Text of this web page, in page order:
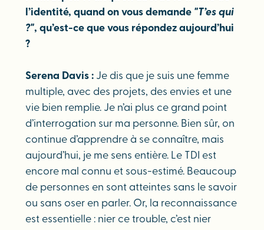
l’identité, quand on vous demande "T’es qui
?", qu’est-ce que vous répondez aujourd’hui
?
Serena Davis :Je dis que je suis une femme
multiple, avec des projets, des envies et une
vie bien remplie. Je n’ai plus ce grand point
d’interrogation sur ma personne. Bien sûr, on
continue d’apprendre à se connaître, mais
aujourd’hui, je me sens entière. Le TDI est
encore mal connu et sous-estimé. Beaucoup
de personnes en sont atteintes sans le savoir
ou sans oser en parler. Or, la reconnaissance
est essentielle : nier ce trouble, c’est nier